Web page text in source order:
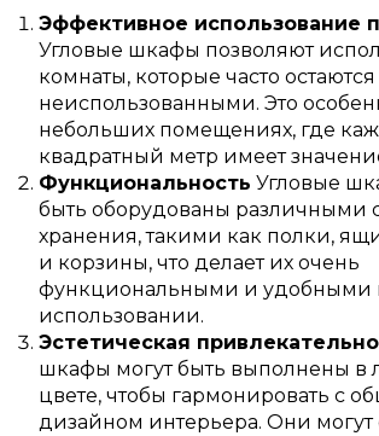
Эффективное использование
Угловые шкафы позволяют
комнаты, которые часто остаются
неиспользованными. Это
небольших помещениях, где
квадратный метр имеет
Функциональность Угловые
быть оборудованы различными
хранения, такими как полки,
и корзины, что делает их очень
функциональными и удобными
использовании.
Эстетическая
шкафы могут быть выполнены в
цвете, чтобы гармонировать с
дизайном интерьера. Они могут